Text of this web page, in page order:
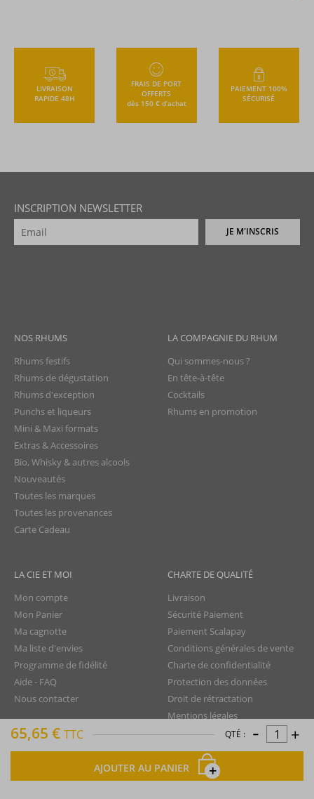
65,65 € TTC QTÉ : - +
AJOUTER AU PANIER
LIVRAISON
RAPIDE 48H
FRAIS DE PORT
OFFERTS
dès 150 € d’achat
PAIEMENT 100%
SÉCURISÉ
INSCRIPTION NEWSLETTER
JE M'INSCRIS
NOS RHUMS
Rhums festifs
Rhums de dégustation
Rhums d'exception
Punchs et liqueurs
Mini & Maxi formats
Extras & Accessoires
Bio, Whisky & autres alcools
Nouveautés
Toutes les marques
Toutes les provenances
Carte Cadeau
LA COMPAGNIE DU RHUM
Qui sommes-nous ?
En tête-à-tête
Cocktails
Rhums en promotion
LA CIE ET MOI
Mon compte
Mon Panier
Ma cagnotte
Ma liste d'envies
Programme de fidélité
Aide - FAQ
Nous contacter
CHARTE DE QUALITÉ
Livraison
Sécurité Paiement
Paiement Scalapay
Conditions générales de vente
Charte de confidentialité
Protection des données
Droit de rétractation
Mentions légales
Plan du site